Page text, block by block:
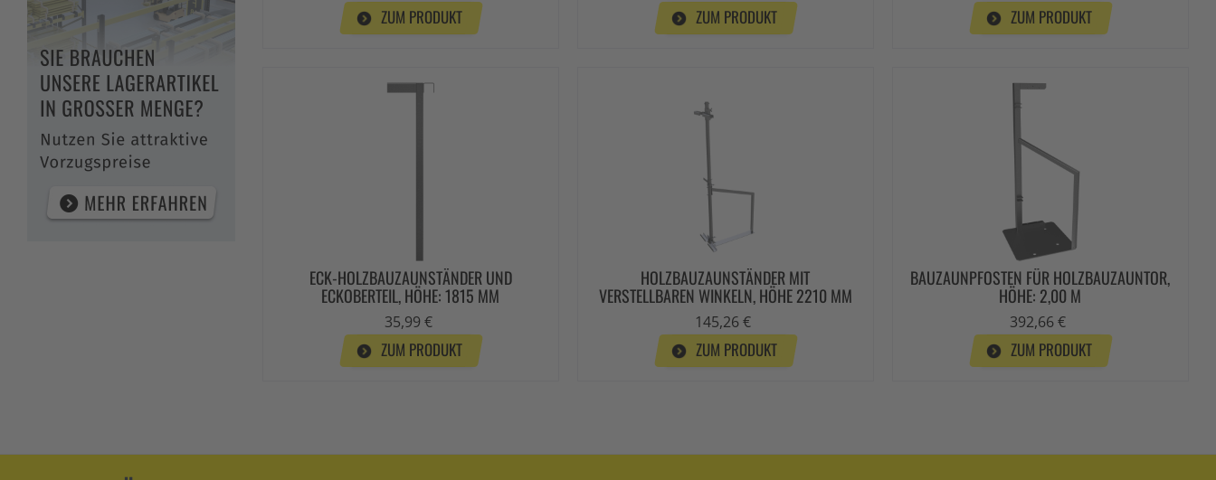
ZUM PRODUKT ZUM PRODUKT ZUM PRODUKT
ECK-HOLZBAUZAUNSTÄNDER UND
ECKOBERTEIL, HÖHE: 1815 MM
35,99 €
ZUM PRODUKT
HOLZBAUZAUNSTÄNDER MIT
VERSTELLBAREN WINKELN, HÖHE 2210 MM
145,26 €
ZUM PRODUKT
BAUZAUNPFOSTEN FÜR HOLZBAUZAUNTOR,
HÖHE: 2,00 M
392,66 €
ZUM PRODUKT